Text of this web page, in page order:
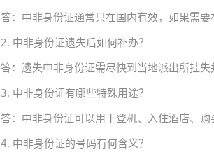
答：中非身份证通常只在国内有效，如果需要
2. 中非身份证遗失后如何补办？
答：遗失中非身份证需尽快到当地派出所挂
3. 中非身份证有哪些特殊用途？
答：中非身份证可以用于登机、入住酒店、购
4. 中非身份证的号码有何含义？